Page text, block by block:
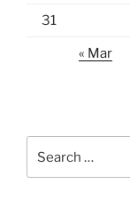
31
« Mar
for: